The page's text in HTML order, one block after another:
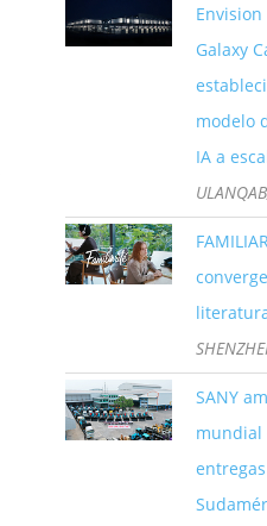
Galaxy
modelo
IA a
SANY
mundial